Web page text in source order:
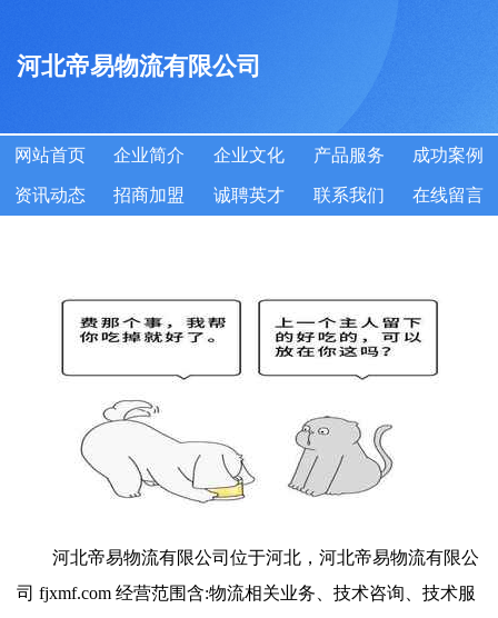
河北帝易物流有限公司
网站首页 企业简介 企业文化 产品服务 成功案例
资讯动态 招商加盟 诚聘英才 联系我们 在线留言
河北帝易物流有限公司位于河北，河北帝易物流有限公
司 fjxmf.com 经营范围含:物流相关业务、技术咨询、技术服